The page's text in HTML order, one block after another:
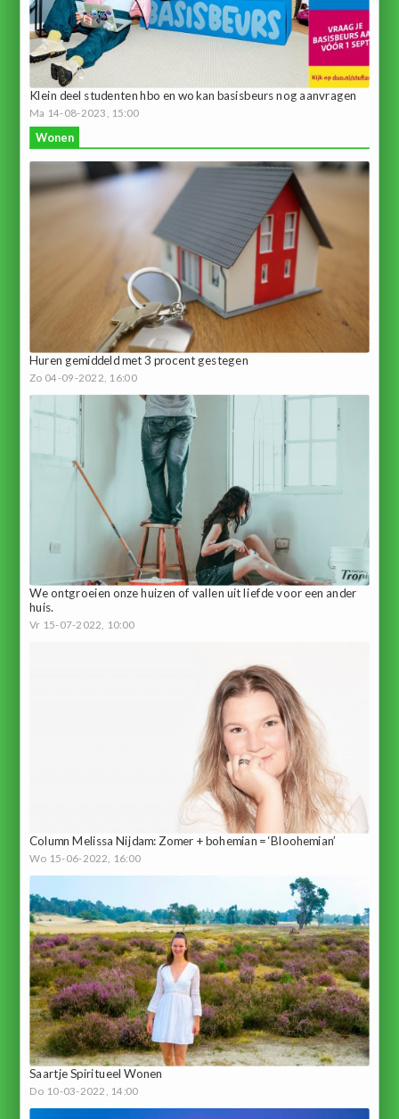
Klein deel studenten hbo en wo kan basisbeurs nog aanvragen
Ma 14-08-2023, 15:00
Wonen
Huren gemiddeld met 3 procent gestegen
Zo 04-09-2022, 16:00
We ontgroeien onze huizen of vallen uit liefde voor een ander
huis.
Vr 15-07-2022, 10:00
Column Melissa Nijdam: Zomer + bohemian = ‘Bloohemian’
Wo 15-06-2022, 16:00
Saartje Spiritueel Wonen
Do 10-03-2022, 14:00